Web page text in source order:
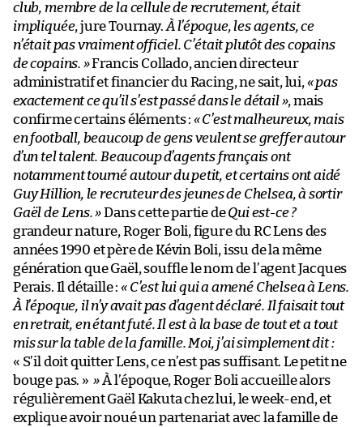
club, membre de la cellule de recrutement, était
impliquée, jure Tournay. À l’époque, les agents, ce
n’était pas vraiment officiel. C’était plutôt des copains
de copains. »Francis Collado, ancien directeur
administratif et financier du Racing, ne sait, lui, « pas
exactement ce qu’il s’est passé dans le détail », mais
confirme certains éléments : « C’est malheureux, mais
en football, beaucoup de gens veulent se greffer autour
d’un tel talent. Beaucoup d’agents français ont
notamment tourné autour du petit, et certains ont aidé
Guy Hillion, le recruteur des jeunes de Chelsea, à sortir
Gaël de Lens. »Dans cette partie deQui est-ce ?
grandeur nature, Roger Boli, figure du RC Lens des
années 1990 et père de Kévin Boli, issu de la même
génération que Gaël, souffle le nom de l’agent Jacques
Perais. Il détaille :« C’est lui qui a amené Chelsea à Lens.
À l’époque, il n’y avait pas d’agent déclaré. Il faisait tout
en retrait, en étant futé. Il est à la base de tout et a tout
mis sur la table de la famille. Moi, j’ai simplement dit :
« S’il doit quitter Lens, ce n’est pas suffisant. Le petit ne
bouge pas. » »À l’époque, Roger Boli accueille alors
régulièrement Gaël Kakuta chez lui, le week-end, et
explique avoir noué un partenariat avec la famille de